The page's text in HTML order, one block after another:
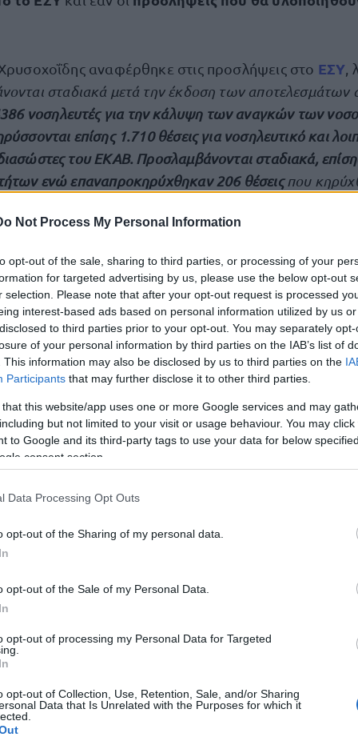
Not Process My Personal Information
opt-out of the sale, sharing to third parties, or processing of your
for targeted advertising by us, please use the below opt-out
selection. Please note that after your opt-out request is processed
interest-based ads based on personal information utilized by us
to third parties prior to your opt-out. You may separately
of your personal information by third parties on the IAB’s list of
This information may also be disclosed by us to third parties on the
Participants that may further disclose it to other third parties.
that this website/app uses one or more Google services and may
but not limited to your visit or usage behaviour. You may
to Google and its third-party tags to use your data for below
consent section.
Data Processing Opt Outs
opt-out of the Sharing of my personal data.
opt-out of the Sale of my Personal Data.
opt-out of processing my Personal Data for Targeted
opt-out of Collection, Use, Retention, Sale, and/or Sharing
Data that Is Unrelated with the Purposes for which it
αναφέρθηκε στις προσλήψεις στο ΕΣΥ
σταδιακά μετά την έκδοση των αποτελεσμάτων
νοσηλευτές για την κάλυψη των αναγκών των
επίσης 1.710 θέσεις για νοσηλευτικό και
του ΕΚΑΒ. Προσλαμβάνονται σταδιακά,
ενώ επαναπροκηρύχθηκαν 206 θέσειςπου
εντός σύντομου χρονικού διαστήματος, το πολύ 3
ότι: « Στις προγραμματικές δηλώσεις αναλάβαμε την
ς ανάγκες της Υγείας της ελληνικής οικογένειας και
την δίνουμε σε πολλά επίπεδα». Ο υπουργός
μας είναι η περαιτέρω ενδυνάμωση τουΕΣΥ,
σύγχρονες ανάγκες υγείας μιας κοινωνίας που
«Σε λίγες ημέρες ξεκινάει ηαναδιάρθρωση των
από την ανάδειξη νέων διοικήσεων με άξια στελέχη,
στη νέα μετά covid εποχή, που είναι τόσο
Υγείας για τους Έλληνες και τις Ελληνίδες»
Η θεραπεία των ανισοτήτων στην πρόσβαση στις
τις αρνητικές εμπειρίες των ασθενών.
οικονομική ανάπτυξη».
για την υλοποίηση αυτών των τεσσάρων στόχων,
τις αδυναμίες του συστήματος, υλοποιούμε άμεσα τις
προσανατολίζουμε το ΕΣΥ στο μέλλον»